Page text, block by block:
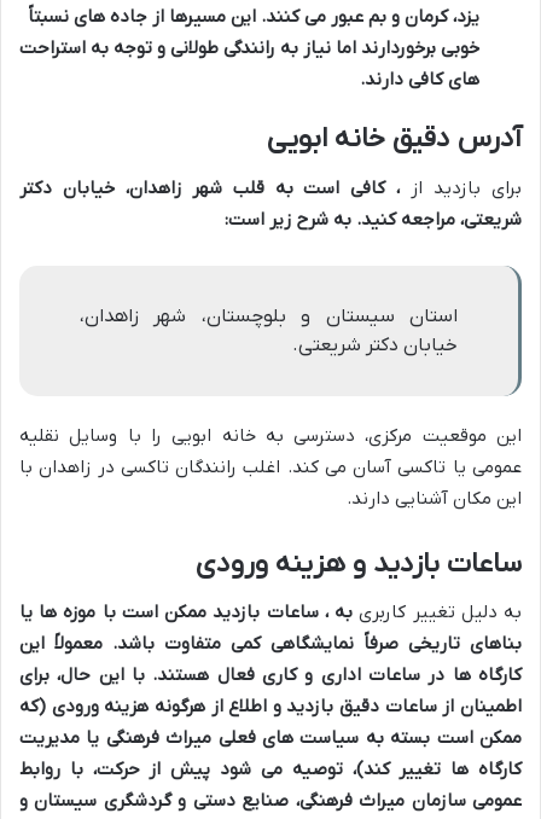
یزد، کرمان و بم عبور می کنند. این مسیرها از جاده های نسبتاً
خوبی برخوردارند اما نیاز به رانندگی طولانی و توجه به استراحت
های کافی دارند.
آدرس دقیق خانه ابویی
برای بازدید از ، کافی است به قلب شهر زاهدان، خیابان دکتر
شریعتی، مراجعه کنید. به شرح زیر است:
استان سیستان و بلوچستان، شهر زاهدان،
خیابان دکتر شریعتی.
این موقعیت مرکزی، دسترسی به خانه ابویی را با وسایل نقلیه
عمومی یا تاکسی آسان می کند. اغلب رانندگان تاکسی در زاهدان با
این مکان آشنایی دارند.
ساعات بازدید و هزینه ورودی
به دلیل تغییر کاربری به، ساعات بازدید ممکن است با موزه ها یا
بناهای تاریخی صرفاً نمایشگاهی کمی متفاوت باشد. معمولاً این
کارگاه ها در ساعات اداری و کاری فعال هستند. با این حال، برای
اطمینان از ساعات دقیق بازدید و اطلاع از هرگونه هزینه ورودی (که
ممکن است بسته به سیاست های فعلی میراث فرهنگی یا مدیریت
کارگاه ها تغییر کند)، توصیه می شود پیش از حرکت، با روابط
عمومی سازمان میراث فرهنگی، صنایع دستی و گردشگری سیستان و